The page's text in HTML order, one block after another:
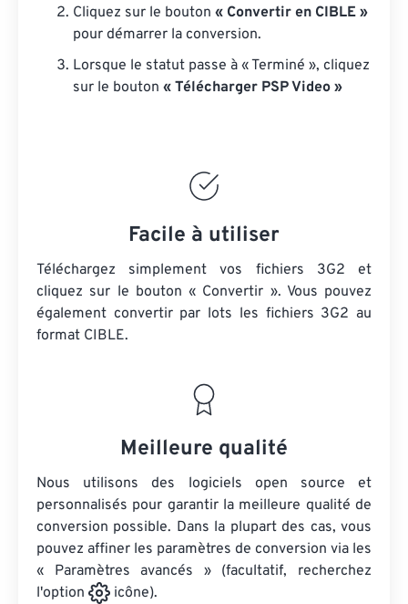
Cliquez sur le bouton « Convertir en CIBLE »
pour démarrer la conversion.
Lorsque le statut passe à « Terminé », cliquez
sur le bouton « Télécharger PSP Video »
Facile à utiliser
Téléchargez simplement vos fichiers 3G2 et
cliquez sur le bouton « Convertir ». Vous pouvez
également convertir par lots les fichiers 3G2 au
format CIBLE.
Meilleure qualité
Nous utilisons des logiciels open source et
personnalisés pour garantir la meilleure qualité de
conversion possible. Dans la plupart des cas, vous
pouvez affiner les paramètres de conversion via les
« Paramètres avancés » (facultatif, recherchez
l'option
icône).